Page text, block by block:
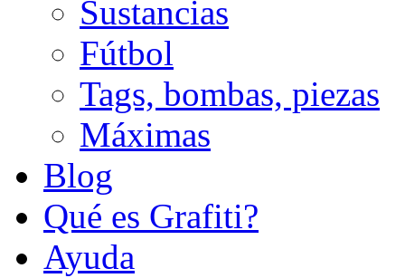
Sustancias
Fútbol
Tags, bombas, piezas
Máximas
Blog
Qué es Grafiti?
Ayuda